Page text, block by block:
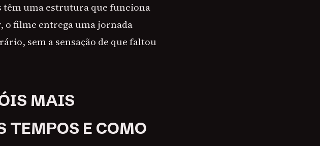
têm uma estrutura que funciona
o filme entrega uma jornada
sem a sensação de que faltou
MAIS
TEMPOS E COMO